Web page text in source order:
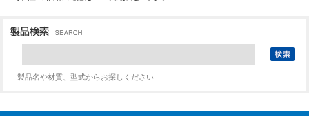
製品名や材質、型式からお探しください